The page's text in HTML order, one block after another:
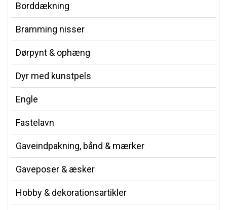
Borddækning
Bramming nisser
Dørpynt & ophæng
Dyr med kunstpels
Engle
Fastelavn
Gaveindpakning, bånd & mærker
Gaveposer & æsker
Hobby & dekorationsartikler